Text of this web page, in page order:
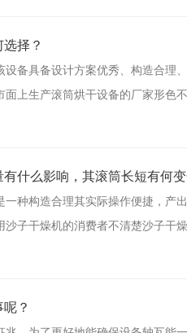
择？
备具备设计方案优秀、构造合
上生产滚筒烘干设备的厂家形色
什么影响，其滚筒长短有何
种构造合理其实际操作便捷，
子干燥机的消费者不清楚沙子干
？